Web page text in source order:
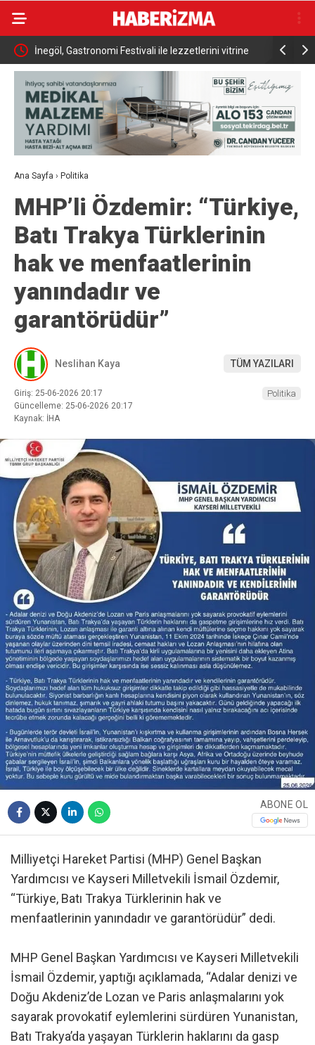
İnegöl, Gastronomi Festivali ile lezzetlerini vitrine
çıkarıyor
Ana Sayfa › Politika
MHP’li Özdemir: “Türkiye,
Batı Trakya Türklerinin
hak ve menfaatlerinin
yanındadır ve
garantörüdür”
Neslihan Kaya TÜM YAZILARI
Giriş: 25-06-2026 20:17
Güncelleme: 25-06-2026 20:17
Kaynak: İHA
Politika
ABONE OL
Milliyetçi Hareket Partisi (MHP) Genel Başkan
Yardımcısı ve Kayseri Milletvekili İsmail Özdemir,
“Türkiye, Batı Trakya Türklerinin hak ve
menfaatlerinin yanındadır ve garantörüdür” dedi.
MHP Genel Başkan Yardımcısı ve Kayseri Milletvekili
İsmail Özdemir, yaptığı açıklamada, “Adalar denizi ve
Doğu Akdeniz’de Lozan ve Paris anlaşmalarını yok
sayarak provokatif eylemlerini sürdüren Yunanistan,
Batı Trakya’da yaşayan Türklerin haklarını da gasp